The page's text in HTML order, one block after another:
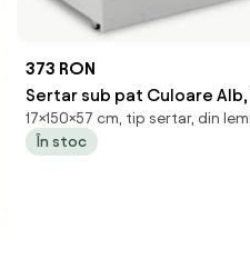
373 RON
Sertar sub pat Culoare Alb,
17×150×57 cm, tip sertar, din
În stoc